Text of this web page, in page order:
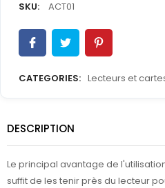
SKU:
ACT01
CATEGORIES: Lecteurs et
DESCRIPTION
Le principal avantage de
suffit de les tenir près du lecteur